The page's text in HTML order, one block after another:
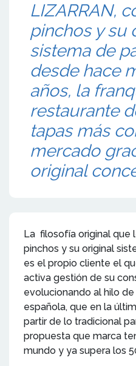
LIZARRAN,
pinchos y su
sistema de
desde hace
años, la
restaurante
tapas más
mercado
original
La filosofía original que
pinchos y su original
es el propio cliente el
activa gestión de su
evolucionando al hilo
española, que en la
partir de lo tradicional
propuesta que marca
mundo y ya supera los